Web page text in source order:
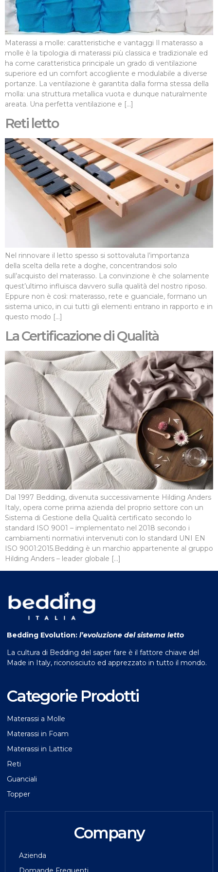
Materassi a molle: caratteristiche e vantaggi Il materasso a
molle è la tipologia di materassi più classica e tradizionale ed
ha come caratteristica principale un grado di ventilazione
superiore ed un comfort accogliente e modulabile a diverse
portanze. La ventilazione è garantita dalla forma stessa della
molla: una struttura metallica vuota e dunque naturalmente
areata. Una perfetta ventilazione e […]
Reti letto
Nel rinnovare il letto spesso si sottovaluta l’importanza
della scelta della rete a doghe, concentrandosi solo
sull’acquisto del materasso. La convinzione è che solamente
quest’ultimo influisca davvero sulla qualità del nostro riposo.
Eppure non è così: materasso, rete e guanciale, formano un
sistema unico, in cui tutti gli elementi entrano in rapporto e in
questo modo […]
La Certificazione di Qualità
Dal 1997 Bedding, divenuta successivamente Hilding Anders
Italy, opera come prima azienda del proprio settore con un
Sistema di Gestione della Qualità certificato secondo lo
standard ISO 9001 – implementato nel 2018 secondo i
cambiamenti normativi intervenuti con lo standard UNI EN
ISO 9001:2015.Bedding è un marchio appartenente al gruppo
Hilding Anders – leader globale […]
Bedding Evolution: l’evoluzione del sistema letto
La cultura di Bedding del saper fare è il fattore chiave del
Made in Italy, riconosciuto ed apprezzato in tutto il mondo.
Categorie Prodotti
Materassi a Molle
Materassi in Foam
Materassi in Lattice
Reti
Guanciali
Topper
Company
Azienda